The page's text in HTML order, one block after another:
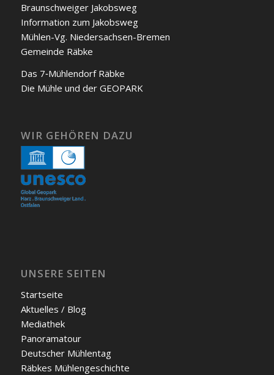
Braunschweiger Jakobs­weg
Infor­ma­ti­on zum Jakobs­weg
Müh­len-Vg. Nie­der­sach­sen-Bre­men
Gemein­de Räb­ke
Das 7‑Mühlendorf Räb­ke
Die Müh­le und der GEOPARK
WIR GEHÖREN DAZU
UNSERE SEITEN
Start­sei­te
Aktu­el­les / Blog
Media­thek
Pan­ora­ma­tour
Deut­scher Müh­len­tag
Räb­kes Müh­len­ge­schich­te